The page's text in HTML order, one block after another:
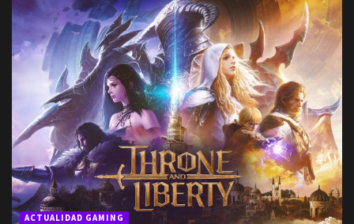
ACTUALIDAD GAMING